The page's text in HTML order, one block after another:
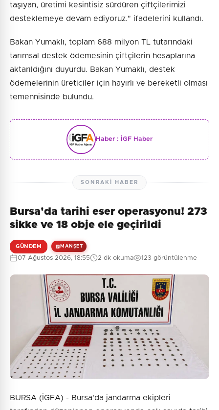
taşıyan, üretimi kesintisiz sürdüren çiftçilerimizi
desteklemeye devam ediyoruz." ifadelerini kullandı.
Bakan Yumaklı, toplam 688 milyon TL tutarındaki
tarımsal destek ödemesinin çiftçilerin hesaplarına
aktarıldığını duyurdu. Bakan Yumaklı, destek
ödemelerinin üreticiler için hayırlı ve bereketli olması
temennisinde bulundu.
Haber : İGF Haber
SONRAKI HABER
Bursa'da tarihi eser operasyonu! 273
sikke ve 18 obje ele geçirildi
GÜNDEM MANŞET
07 Ağustos 2026, 18:55 2 dk okuma 123 görüntülenme
BURSA (İGFA) - Bursa'da jandarma ekipleri